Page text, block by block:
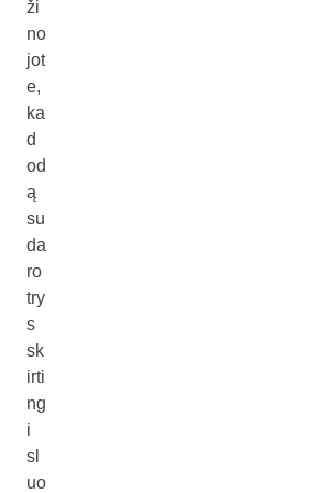
ži
no
jot
e,
ka
d
od
ą
su
da
ro
try
s
sk
irti
ng
i
sl
uo